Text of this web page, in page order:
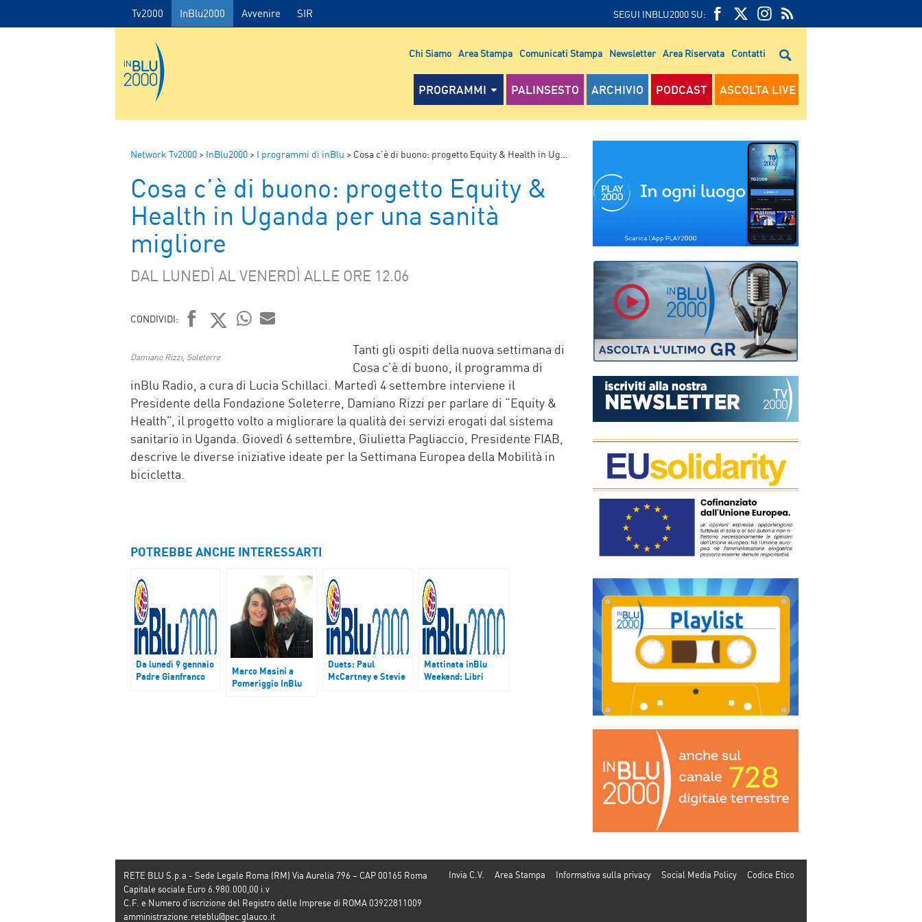
Tv2000 InBlu2000 Avvenire SIR SEGUI INBLU2000 SU:
FEED
RSS
RSS
Chi Siamo Area Stampa Comunicati Stampa Newsletter Area Riservata Contatti
PROGRAMMI PALINSESTO ARCHIVIO PODCAST ASCOLTA LIVE
Network Tv2000 > InBlu2000 > I programmi di inBlu > Cosa c’è di buono: progetto Equity & Health in Uganda per una sanità migliore
Cosa c’è di buono: progetto Equity &
Health in Uganda per una sanità
migliore
DAL LUNEDÌ AL VENERDÌ ALLE ORE 12.06
CONDIVIDI:
Damiano Rizzi, Soleterre
Tanti gli ospiti della nuova settimana di
Cosa c’è di buono, il programma di
inBlu Radio, a cura di Lucia Schillaci. Martedì 4 settembre interviene il
Presidente della Fondazione Soleterre, Damiano Rizzi per parlare di “Equity &
Health”, il progetto volto a migliorare la qualità dei servizi erogati dal sistema
sanitario in Uganda. Giovedì 6 settembre, Giulietta Pagliaccio, Presidente FIAB,
descrive le diverse iniziative ideate per la Settimana Europea della Mobilità in
bicicletta.
POTREBBE ANCHE INTERESSARTI
Da lunedì 9 gennaio
Padre Gianfranco
Marco Masini a
Pomeriggio InBlu
Duets: Paul
McCartney e Stevie
Mattinata inBlu
Weekend: Libri
Invia C.V. Area Stampa Informativa sulla privacy Social Media Policy Codice Etico
RETE BLU S.p.a - Sede Legale Roma (RM) Via Aurelia 796 – CAP 00165 Roma
Capitale sociale Euro 6.980.000,00 i.v
C.F. e Numero d’iscrizione del Registro delle Imprese di ROMA 03922811009
amministrazione.reteblu@pec.glauco.it